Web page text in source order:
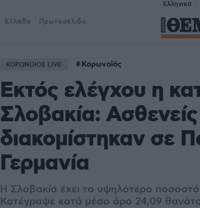
Ελληνικά
Ελλάδα Πρωτοσέλιδα
ΚΟΡΩΝΟΙΟΣ LIVE Κορωνοϊός
Εκτός ελέγχου η
Σλοβακία:
διακομίστηκαν σε
Γερμανία
Η Σλοβακία έχει το υψηλότερο
Κατέγραψε κατά μέσο όρο 24,09